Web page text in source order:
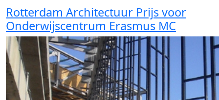
Rotterdam Architectuur Prijs voor
Onderwijscentrum Erasmus MC